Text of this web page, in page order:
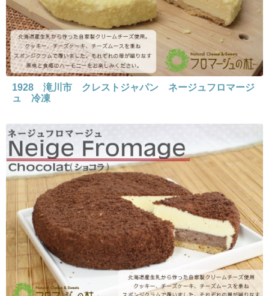
1928 滝川市 クレストジャパン ネージュフロマージ
ュ 冷凍